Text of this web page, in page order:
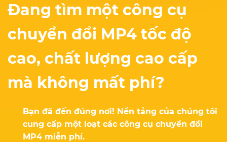
Đang tìm một công cụ
chuyển đổi MP4 tốc độ
cao, chất lượng cao cấp
mà không mất phí?
Bạn đã đến đúng nơi! Nền tảng của chúng tôi
cung cấp một loạt các công cụ chuyển đổi
MP4 miễn phí.